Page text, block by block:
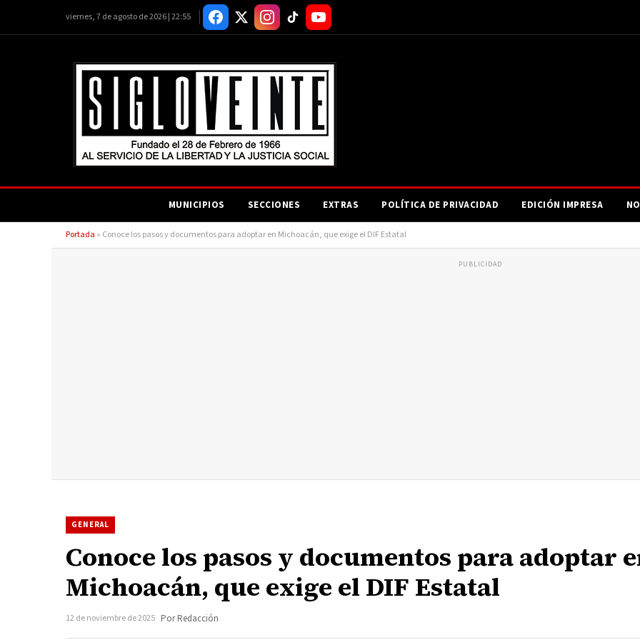
viernes, 7 de agosto de 2026 | 22:55
MUNICIPIOS SECCIONES EXTRAS POLÍTICA DE PRIVACIDAD EDICIÓN IMPRESA
Portada » Conoce los pasos y documentos para adoptar en Michoacán, que exige el DIF Estatal
PUBLICIDAD
GENERAL
Conoce los pasos y documentos para adoptar
Michoacán, que exige el DIF Estatal
12 de noviembre de 2025 Por Redacción